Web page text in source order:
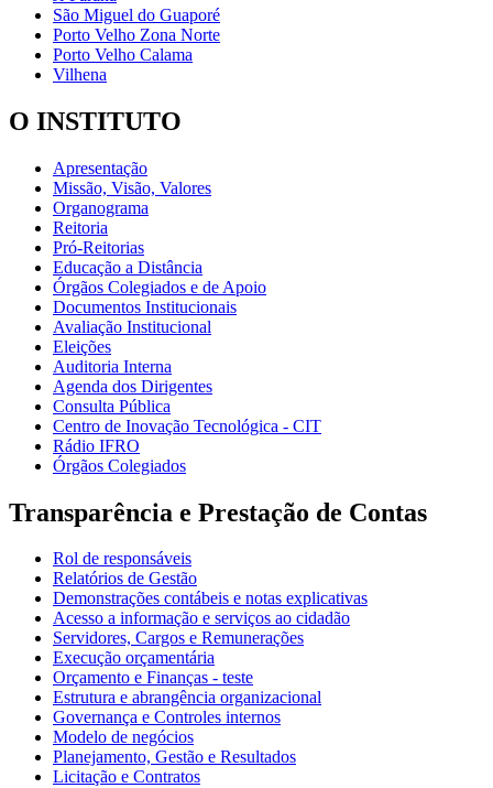
São Miguel do Guaporé
Porto Velho Zona Norte
Porto Velho Calama
Vilhena
O INSTITUTO
Apresentação
Missão, Visão, Valores
Organograma
Reitoria
Pró-Reitorias
Educação a Distância
Órgãos Colegiados e de Apoio
Documentos Institucionais
Avaliação Institucional
Eleições
Auditoria Interna
Agenda dos Dirigentes
Consulta Pública
Centro de Inovação Tecnológica - CIT
Rádio IFRO
Órgãos Colegiados
Transparência e Prestação de Contas
Rol de responsáveis
Relatórios de Gestão
Demonstrações contábeis e notas explicativas
Acesso a informação e serviços ao cidadão
Servidores, Cargos e Remunerações
Execução orçamentária
Orçamento e Finanças - teste
Estrutura e abrangência organizacional
Governança e Controles internos
Modelo de negócios
Planejamento, Gestão e Resultados
Licitação e Contratos